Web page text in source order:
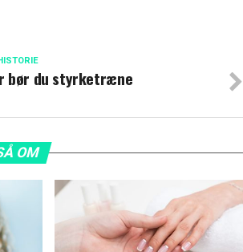
bør du styrketræne
OM